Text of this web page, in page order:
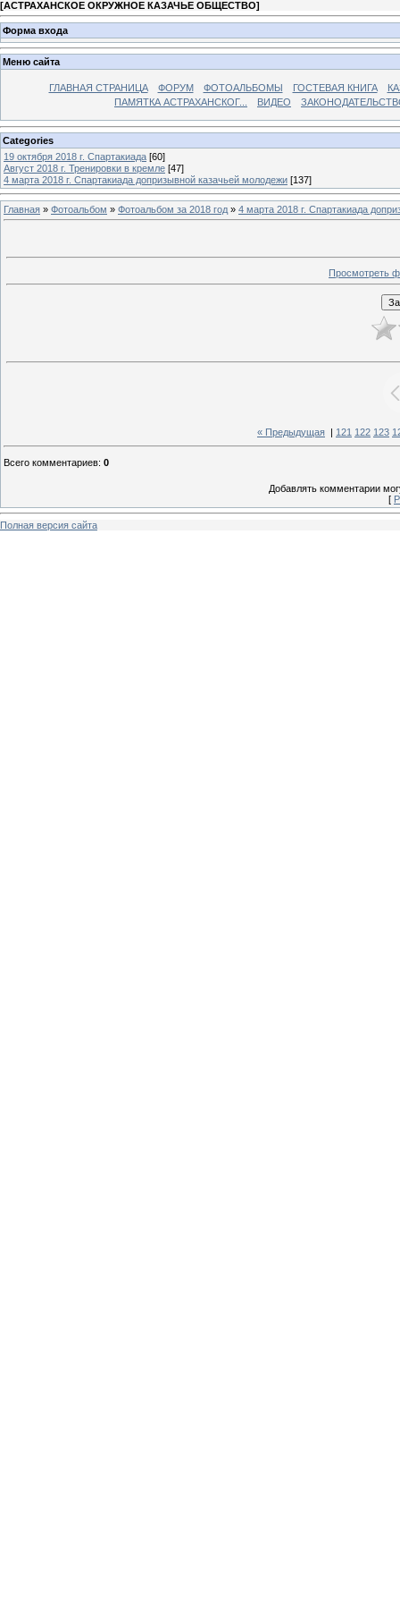
[АСТРАХАНСКОЕ ОКРУЖНОЕ КАЗАЧЬЕ ОБЩЕСТВО]
Форма входа
Меню сайта
ГЛАВНАЯ СТРАНИЦА ФОРУМ ФОТОАЛЬБОМЫ ГОСТЕВАЯ КНИГА
ПАМЯТКА АСТРАХАНСКОГ...
ВИДЕО
Categories
19 октября 2018 г. Спартакиада [60]
Август 2018 г. Тренировки в кремле [47]
4 марта 2018 г. Спартакиада допризывной казачьей молодежи [137]
Главная » Фотоальбом » Фотоальбом за 2018 год » 4 марта 2018 г. Спартакиада
Просмотреть
« Предыдущая 121 122 123
Всего комментариев: 0
Добавлять комментарии
[
Полная версия сайта